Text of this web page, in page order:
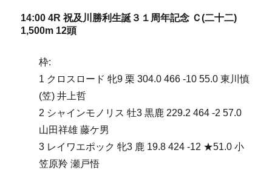
14:00 4R 祝及川勝利生誕３１周年記念 Ｃ(二十二)
1,500m 12頭
枠:
1 クロスロード 牝9 栗 304.0 466 -10 55.0 東川慎
(笠) 井上哲
2 シャインモノリス 牡3 黒鹿 229.2 464 -2 57.0
山田祥雄 藤ケ男
3 レイワエポック 牝3 鹿 19.8 424 -12 ★51.0 小
笠原羚 瀬戸悟